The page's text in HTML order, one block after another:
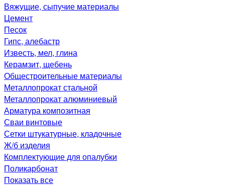
Вяжущие, сыпучие материалы
Цемент
Песок
Гипс, алебастр
Известь, мел, глина
Керамзит, щебень
Общестроительные материалы
Металлопрокат стальной
Металлопрокат алюминиевый
Арматура композитная
Сваи винтовые
Сетки штукатурные, кладочные
Ж/б изделия
Комплектующие для опалубки
Поликарбонат
Показать все